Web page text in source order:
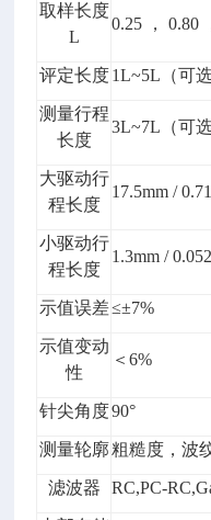
取样长度
L
0.25 ， 0.80
评定长度1L~5L（可
测量行程
长度
3L~7L（可
大驱动行
程长度
17.5mm /
小驱动行
程长度
1.3mm /
示值误差≤±7%
示值变动
性
＜6%
针尖角度90°
测量轮廓粗糙度，波
滤波器 RC,PC-